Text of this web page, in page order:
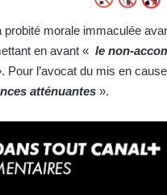
probité morale immaculée
en avant « le non-
Pour l’avocat du mis en
atténuantes ».